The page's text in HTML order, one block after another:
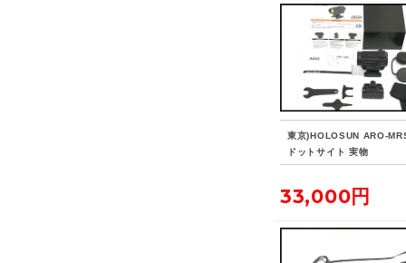
東京)HOLOSUN ARO-
ドットサイト 実物
33,000円